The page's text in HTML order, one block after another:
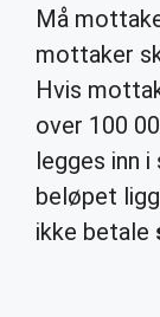
Må
mottaker
Hvis
over 100
legges inn
beløpet
ikke betale